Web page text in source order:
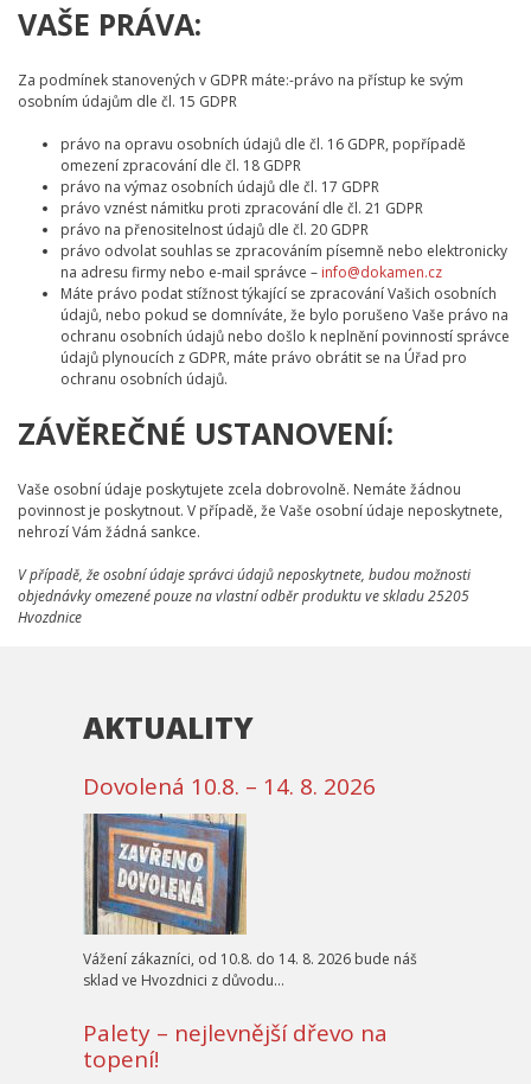
VAŠE PRÁVA:
Za podmínek stanovených v GDPR máte:-právo na přístup ke svým
osobním údajům dle čl. 15 GDPR
právo na opravu osobních údajů dle čl. 16 GDPR, popřípadě
omezení zpracování dle čl. 18 GDPR
právo na výmaz osobních údajů dle čl. 17 GDPR
právo vznést námitku proti zpracování dle čl. 21 GDPR
právo na přenositelnost údajů dle čl. 20 GDPR
právo odvolat souhlas se zpracováním písemně nebo elektronicky
na adresu firmy nebo e-mail správce – info@dokamen.cz
Máte právo podat stížnost týkající se zpracování Vašich osobních
údajů, nebo pokud se domníváte, že bylo porušeno Vaše právo na
ochranu osobních údajů nebo došlo k neplnění povinností správce
údajů plynoucích z GDPR, máte právo obrátit se na Úřad pro
ochranu osobních údajů.
ZÁVĚREČNÉ USTANOVENÍ:
Vaše osobní údaje poskytujete zcela dobrovolně. Nemáte žádnou
povinnost je poskytnout. V případě, že Vaše osobní údaje neposkytnete,
nehrozí Vám žádná sankce.
V případě, že osobní údaje správci údajů neposkytnete, budou možnosti
objednávky omezené pouze na vlastní odběr produktu ve skladu 25205
Hvozdnice
AKTUALITY
Dovolená 10.8. – 14. 8. 2026
Vážení zákazníci, od 10.8. do 14. 8. 2026 bude náš
sklad ve Hvozdnici z důvodu…
Palety – nejlevnější dřevo na
topení!